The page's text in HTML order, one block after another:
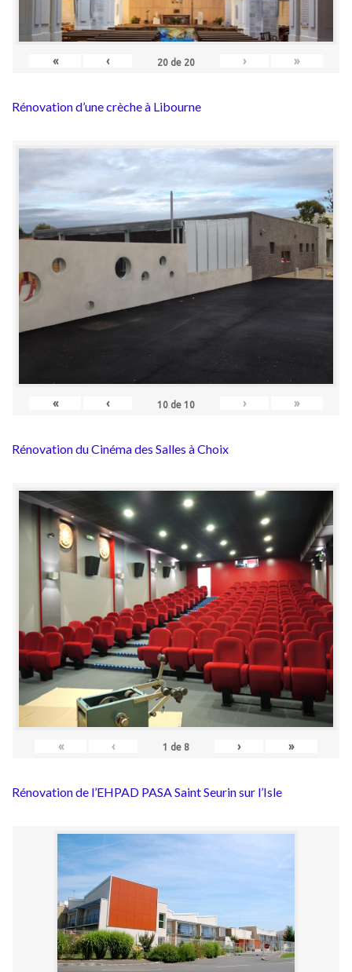
« ‹ 20 de 20 › »
Rénovation d’une crèche à Libourne
« ‹ 10 de 10 › »
Rénovation du Cinéma des Salles à Choix
« ‹ 1 de 8 › »
Rénovation de l’EHPAD PASA Saint Seurin sur l’Isle